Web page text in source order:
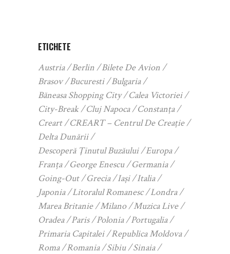
ETICHETE
Austria Berlin
Bilete De Avion
Brasov
Bucuresti
Bulgaria
Băneasa Shopping City
Calea Victoriei
City-Break
Cluj Napoca
Constanța
Creart
CREART – Centrul De Creație
Delta Dunării
Descoperă Ținutul Buzăului
Europa
Franța
George Enescu
Germania
Going-Out
Grecia Iași
Italia
Japonia
Litoralul Romanesc
Londra
Marea Britanie
Milano
Muzica Live
Oradea
Paris Polonia
Portugalia
Primaria Capitalei
Republica Moldova
Roma
Romania Sibiu
Sinaia